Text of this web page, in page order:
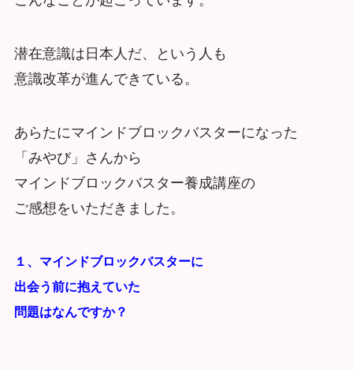
潜在意識は日本人だ、という人も
意識改革が進んできている。
あらたにマインドブロックバスターになった
「みやび」さんから
マインドブロックバスター養成講座の
ご感想をいただきました。
１、マインドブロックバスターに
出会う前に抱えていた
問題はなんですか？